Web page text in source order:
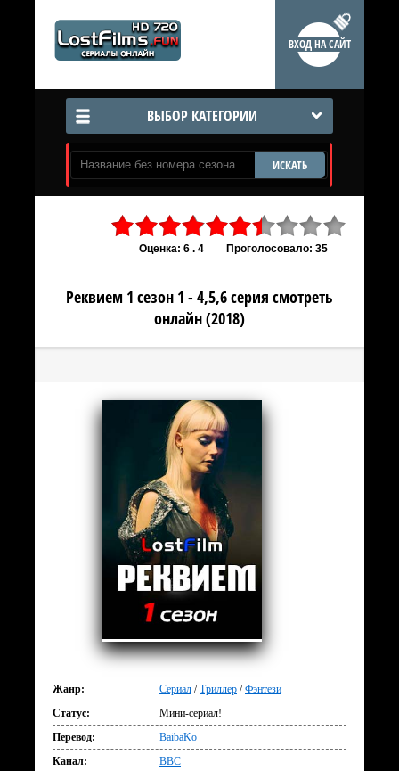
ВХОД НА САЙТ
ВЫБОР КАТЕГОРИИ
ИСКАТЬ
Оценка: 6 . 4 Проголосовало: 35
Реквием 1 сезон 1 - 4,5,6 серия смотреть
онлайн (2018)
Жанр: Сериал /Триллер /Фэнтези
Статус:
Мини-сериал!
Перевод:
BaibaKo
Канал:
BBC